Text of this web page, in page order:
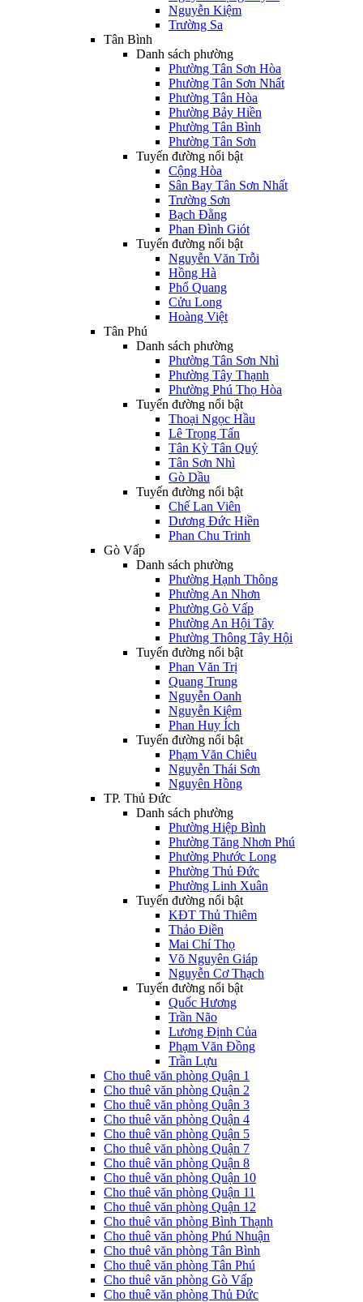
Nguyễn Kiệm
Trường Sa
Tân Bình
Danh sách phường
Phường Tân Sơn Hòa
Phường Tân Sơn Nhất
Phường Tân Hòa
Phường Bảy Hiền
Phường Tân Bình
Phường Tân Sơn
Tuyến đường nổi bật
Cộng Hòa
Sân Bay Tân Sơn Nhất
Trường Sơn
Bạch Đằng
Phan Đình Giót
Tuyến đường nổi bật
Nguyễn Văn Trỗi
Hồng Hà
Phổ Quang
Cửu Long
Hoàng Việt
Tân Phú
Danh sách phường
Phường Tân Sơn Nhì
Phường Tây Thạnh
Phường Phú Thọ Hòa
Tuyến đường nổi bật
Thoại Ngọc Hầu
Lê Trọng Tấn
Tân Kỳ Tân Quý
Tân Sơn Nhì
Gò Dầu
Tuyến đường nổi bật
Chế Lan Viên
Dương Đức Hiền
Phan Chu Trinh
Gò Vấp
Danh sách phường
Phường Hạnh Thông
Phường An Nhơn
Phường Gò Vấp
Phường An Hội Tây
Phường Thông Tây Hội
Tuyến đường nổi bật
Phan Văn Trị
Quang Trung
Nguyễn Oanh
Nguyễn Kiệm
Phan Huy Ích
Tuyến đường nổi bật
Phạm Văn Chiêu
Nguyễn Thái Sơn
Nguyên Hồng
TP. Thủ Đức
Danh sách phường
Phường Hiệp Bình
Phường Tăng Nhơn Phú
Phường Phước Long
Phường Thủ Đức
Phường Linh Xuân
Tuyến đường nổi bật
KĐT Thủ Thiêm
Thảo Điền
Mai Chí Thọ
Võ Nguyên Giáp
Nguyễn Cơ Thạch
Tuyến đường nổi bật
Quốc Hương
Trần Não
Lương Định Của
Phạm Văn Đồng
Trần Lựu
Cho thuê văn phòng Quận 1
Cho thuê văn phòng Quận 2
Cho thuê văn phòng Quận 3
Cho thuê văn phòng Quận 4
Cho thuê văn phòng Quận 5
Cho thuê văn phòng Quận 7
Cho thuê văn phòng Quận 8
Cho thuê văn phòng Quận 10
Cho thuê văn phòng Quận 11
Cho thuê văn phòng Quận 12
Cho thuê văn phòng Bình Thạnh
Cho thuê văn phòng Phú Nhuận
Cho thuê văn phòng Tân Bình
Cho thuê văn phòng Tân Phú
Cho thuê văn phòng Gò Vấp
Cho thuê văn phòng Thủ Đức